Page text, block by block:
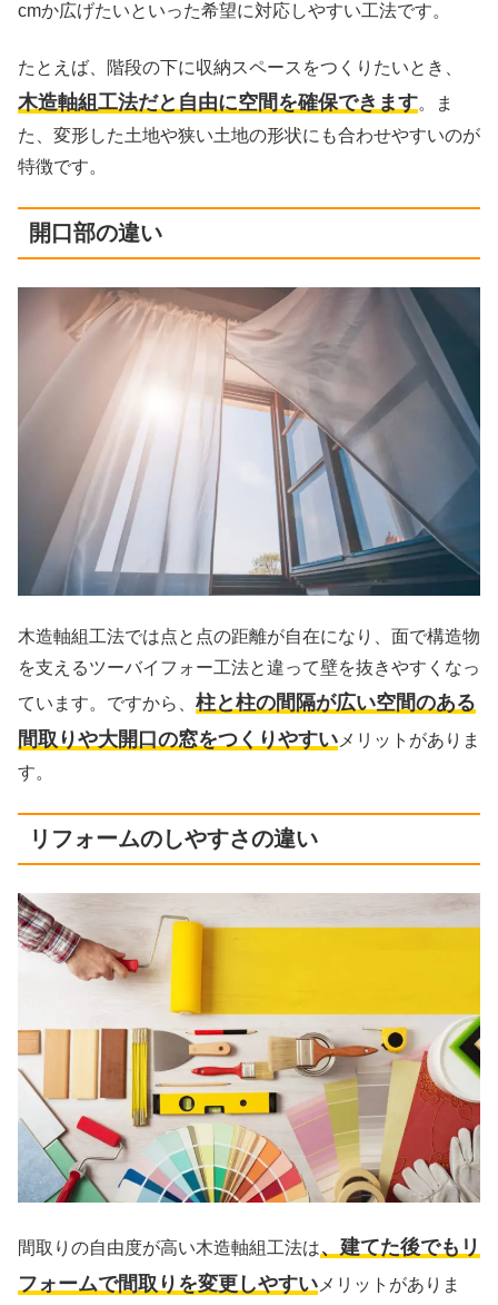
cmか広げたいといった希望に対応しやすい工法です。
たとえば、階段の下に収納スペースをつくりたいとき、
木造軸組工法だと自由に空間を確保できます。ま
た、変形した土地や狭い土地の形状にも合わせやすいのが
特徴です。
開口部の違い
木造軸組工法では点と点の距離が自在になり、面で構造物
を支えるツーバイフォー工法と違って壁を抜きやすくなっ
ています。ですから、 柱と柱の間隔が広い空間のある
間取りや大開口の窓をつくりやすい メリットがありま
す。
リフォームのしやすさの違い
間取りの自由度が高い木造軸組工法は、建てた後でもリ
フォームで間取りを変更しやすい メリットがありま